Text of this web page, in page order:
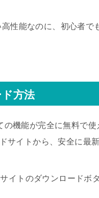
性能なのに、初心者で
方法
機能が完全に無料で使
サイトから、安全に最
イトのダウンロードボ